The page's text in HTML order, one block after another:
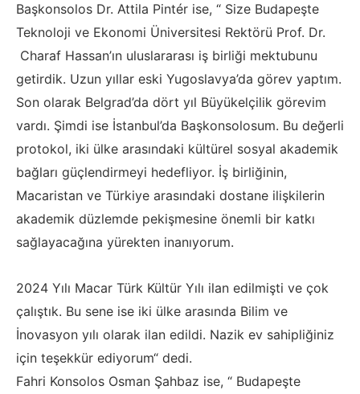
Başkonsolos Dr. Attila Pintér ise, “ Size Budapeşte
Teknoloji ve Ekonomi Üniversitesi Rektörü Prof. Dr.
Charaf Hassan’ın uluslararası iş birliği mektubunu
getirdik. Uzun yıllar eski Yugoslavya’da görev yaptım.
Son olarak Belgrad’da dört yıl Büyükelçilik görevim
vardı. Şimdi ise İstanbul’da Başkonsolosum. Bu değerli
protokol, iki ülke arasındaki kültürel sosyal akademik
bağları güçlendirmeyi hedefliyor. İş birliğinin,
Macaristan ve Türkiye arasındaki dostane ilişkilerin
akademik düzlemde pekişmesine önemli bir katkı
sağlayacağına yürekten inanıyorum.
2024 Yılı Macar Türk Kültür Yılı ilan edilmişti ve çok
çalıştık. Bu sene ise iki ülke arasında Bilim ve
İnovasyon yılı olarak ilan edildi. Nazik ev sahipliğiniz
için teşekkür ediyorum“ dedi.
Fahri Konsolos Osman Şahbaz ise, “ Budapeşte